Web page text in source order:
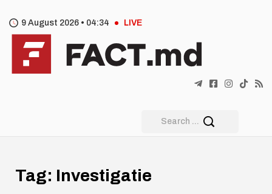
9 August 2026 • 04:34 LIVE
Tag: Investigatie